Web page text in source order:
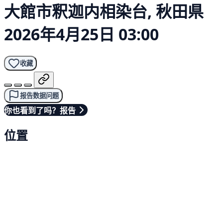
大館市釈迦内相染台, 秋田県
2026年4月25日 03:00
收藏
报告数据问题
你也看到了吗？报告
位置